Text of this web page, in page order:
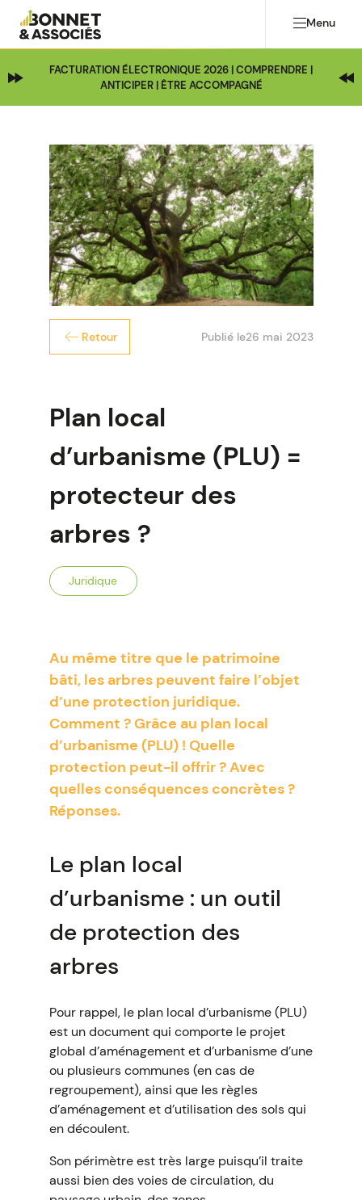
Menu
FACTURATION ÉLECTRONIQUE 2026 | COMPRENDRE |
ANTICIPER | ÊTRE ACCOMPAGNÉ
Retour Publié le26 mai 2023
Plan local
d’urbanisme (PLU) =
protecteur des
arbres ?
Juridique
Au même titre que le patrimoine
bâti, les arbres peuvent faire l’objet
d’une protection juridique.
Comment ? Grâce au plan local
d’urbanisme (PLU) ! Quelle
protection peut-il offrir ? Avec
quelles conséquences concrètes ?
Réponses.
Le plan local
d’urbanisme : un outil
de protection des
arbres
Pour rappel, le plan local d’urbanisme (PLU)
est un document qui comporte le projet
global d’aménagement et d’urbanisme d’une
ou plusieurs communes (en cas de
regroupement), ainsi que les règles
d’aménagement et d’utilisation des sols qui
en découlent.
Son périmètre est très large puisqu’il traite
aussi bien des voies de circulation, du